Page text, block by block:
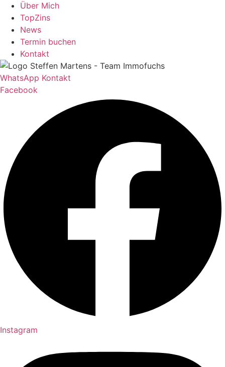
Über Mich
TopZins
News
Termin buchen
Kontakt
WhatsApp Kontakt
Facebook
Instagram